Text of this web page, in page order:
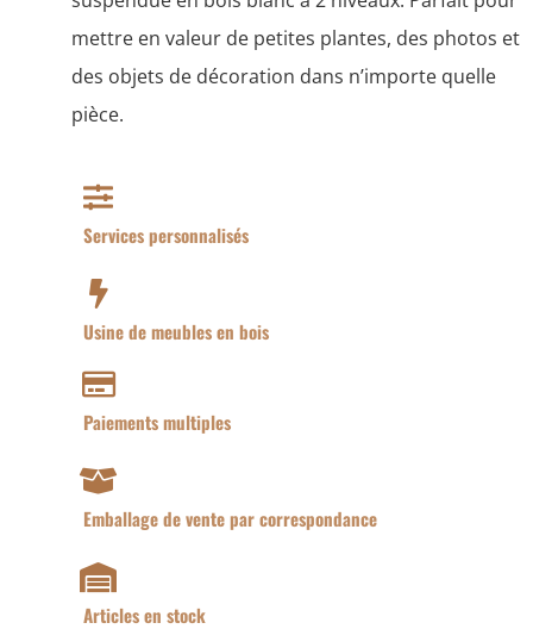
mettre en valeur de petites plantes, des photos et
des objets de décoration dans n’importe quelle
pièce.
Services personnalisés
Usine de meubles en bois
Paiements multiples
Emballage de vente par correspondance
Articles en stock